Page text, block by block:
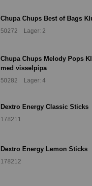
Chupa Chups Best of Bags
50272 Lager: 2
Chupa Chups Melody Pops
med visselpipa
50282 Lager: 4
Dextro Energy Classic Sticks
178211
Dextro Energy Lemon Sticks
178212